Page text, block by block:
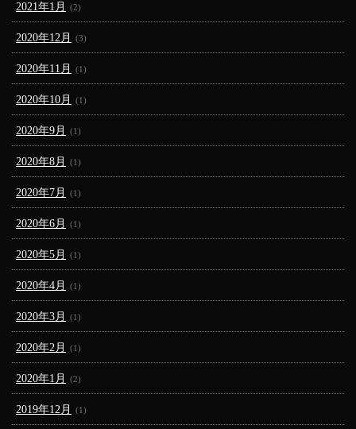
2021年1月 (2)
2020年12月 (3)
2020年11月 (1)
2020年10月 (1)
2020年9月 (1)
2020年8月 (1)
2020年7月 (1)
2020年6月 (1)
2020年5月 (1)
2020年4月 (1)
2020年3月 (1)
2020年2月 (1)
2020年1月 (2)
2019年12月 (1)